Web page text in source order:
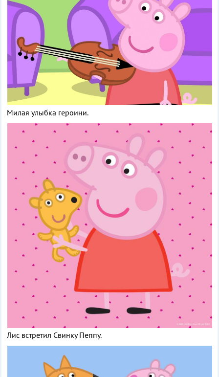
Милая улыбка героини.
Лис встретил Свинку Пеппу.